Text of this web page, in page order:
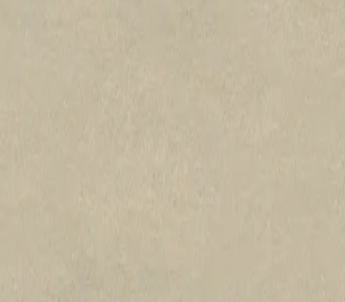
éventuellement nécessaires
et à l’inspiration pour contribuer à la construction de bâtiments résidentiels et